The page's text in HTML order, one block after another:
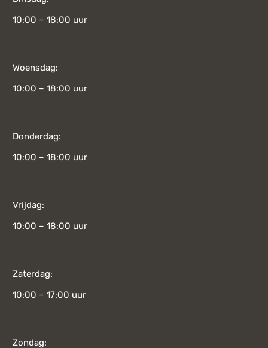
10:00 – 18:00 uur
Woensdag:
10:00 – 18:00 uur
Donderdag:
10:00 – 18:00 uur
Vrijdag:
10:00 – 18:00 uur
Zaterdag:
10:00 – 17:00 uur
Zondag: